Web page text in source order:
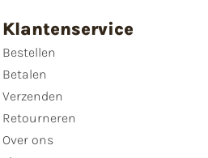
Klantenservice
Bestellen
Betalen
Verzenden
Retourneren
Over ons